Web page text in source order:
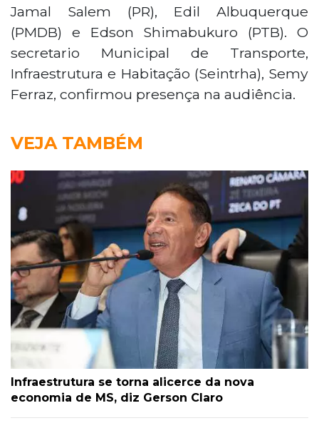
Jamal Salem (PR), Edil Albuquerque
(PMDB) e Edson Shimabukuro (PTB). O
secretario Municipal de Transporte,
Infraestrutura e Habitação (Seintrha), Semy
Ferraz, confirmou presença na audiência.
VEJA TAMBÉM
Infraestrutura se torna alicerce da nova
economia de MS, diz Gerson Claro